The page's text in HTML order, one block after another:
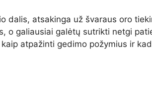
dalis, atsakinga už švaraus oro
galiausiai galėtų sutrikti netgi
atpažinti gedimo požymius ir